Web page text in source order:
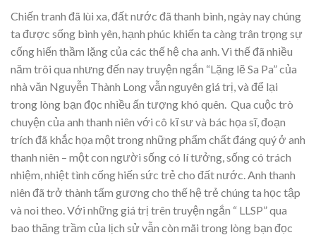
Chiến tranh đã lùi xa, đất nước đã thanh bình, ngày nay chúng
ta được sống bình yên, hạnh phúc khiến ta càng trân trọng sự
cống hiến thầm lặng của các thế hệ cha anh. Vì thế đã nhiều
năm trôi qua nhưng đến nay truyện ngắn “Lặng lẽ Sa Pa” của
nhà văn Nguyễn Thành Long vẫn nguyên giá trị, và để lại
trong lòng bạn đọc nhiều ấn tượng khó quên. Qua cuộc trò
chuyện của anh thanh niên với cô kĩ sư và bác họa sĩ, đoạn
trích đã khắc họa một trong những phẩm chất đáng quý ở anh
thanh niên – một con người sống có lí tưởng, sống có trách
nhiệm, nhiệt tình cống hiến sức trẻ cho đất nước. Anh thanh
niên đã trở thành tấm gương cho thế hệ trẻ chúng ta học tập
và noi theo. Với những giá trị trên truyện ngắn “ LLSP” qua
bao thăng trầm của lịch sử vẫn còn mãi trong lòng bạn đọc